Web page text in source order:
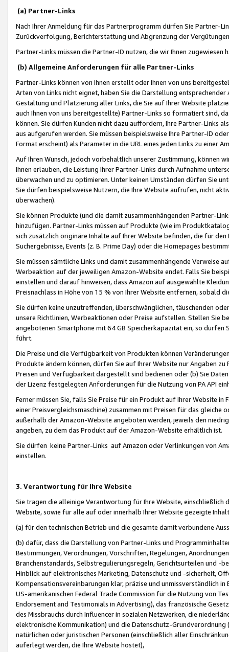
(a) Partner-Links
Nach Ihrer Anmeldung für das Partnerprogramm dürfen Sie Partner-
Zurückverfolgung, Berichterstattung und Abgrenzung der
Partner-Links müssen die Partner-ID nutzen, die wir Ihnen zugewiesen
(b) Allgemeine Anforderungen für alle Partner-Links
Partner-Links können von Ihnen erstellt oder Ihnen von uns
Arten von Links nicht eignet, haben Sie die Darstellung
Gestaltung und Platzierung aller Links, die Sie auf Ihrer Website
auch Ihnen von uns bereitgestellte) Partner-Links so formatiert sind,
können. Sie dürfen Kunden nicht dazu auffordern, Ihre Partner-Links
aus aufgerufen werden. Sie müssen beispielsweise Ihre Partner-ID
Format erscheint) als Parameter in die URL eines jeden Links zu einer
Auf Ihren Wunsch, jedoch vorbehaltlich unserer Zustimmung, können
Ihnen erlauben, die Leistung Ihrer Partner-Links durch Aufnahme
überwachen und zu optimieren. Unter keinen Umständen dürfen Sie
Sie dürfen beispielsweise Nutzern, die Ihre Website aufrufen, nicht
überwachen).
Sie können Produkte (und die damit zusammenhängenden Partner-
hinzufügen. Partner-Links müssen auf Produkte (wie im
sich zusätzlich originäre Inhalte auf Ihrer Website befinden, die für
Suchergebnisse, Events (z. B. Prime Day) oder die Homepages
Sie müssen sämtliche Links und damit zusammenhängende
Werbeaktion auf der jeweiligen Amazon-Website endet. Falls Sie
einstellen und darauf hinweisen, dass Amazon auf ausgewählte
Preisnachlass in Höhe von 15 % von Ihrer Website entfernen, sobald
Sie dürfen keine unzutreffenden, überschwänglichen, täuschenden
unsere Richtlinien, Werbeaktionen oder Preise aufstellen. Stellen Sie
angebotenen Smartphone mit 64 GB Speicherkapazität ein, so dürfen
führt.
Die Preise und die Verfügbarkeit von Produkten können
Produkte ändern können, dürfen Sie auf Ihrer Website nur Angaben
Preisen und Verfügbarkeit dargestellt sind bedienen oder (b) Sie
der Lizenz festgelegten Anforderungen für die Nutzung von PA API
Ferner müssen Sie, falls Sie Preise für ein Produkt auf Ihrer Website
einer Preisvergleichsmaschine) zusammen mit Preisen für das
außerhalb der Amazon-Website angeboten werden, jeweils den
angeben, zu dem das Produkt auf der Amazon-Website erhältlich ist.
Sie dürfen keine Partner-Links auf Amazon oder Verlinkungen von
einstellen.
3. Verantwortung für Ihre Website
Sie tragen die alleinige Verantwortung für Ihre Website,
Website, sowie für alle auf oder innerhalb Ihrer Website gezeigte
(a) für den technischen Betrieb und die gesamte damit verbundene
(b) dafür, dass die Darstellung von Partner-Links und
Bestimmungen, Verordnungen, Vorschriften, Regelungen,
Branchenstandards, Selbstregulierungsregeln, Gerichtsurteilen und -
Hinblick auf elektronisches Marketing, Datenschutz und -sicherheit,
Kompensationsvereinbarungen klar, präzise und unmissverständlich
US-amerikanischen Federal Trade Commission für die Nutzung von
Endorsement and Testimonials in Advertising), das französische
des Missbrauchs durch Influencer in sozialen Netzwerken, die
elektronische Kommunikation) und die Datenschutz-
natürlichen oder juristischen Personen (einschließlich aller
auferlegt werden, die Ihre Website hostet),